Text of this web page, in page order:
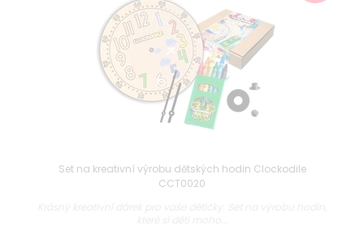
Set na kreativní výrobu dětských hodin Clockodile
CCT0020